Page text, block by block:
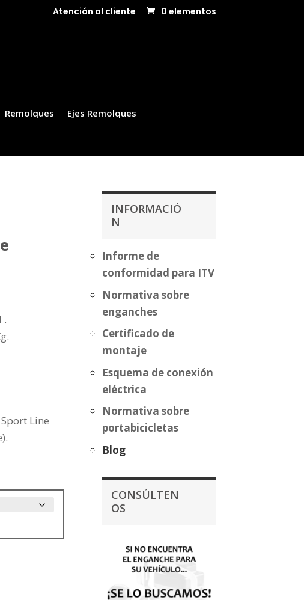
Atención al cliente 0 elementos
Remolques
Ejes Remolques
.
Line
INFORMACIÓ
N
Informe de
conformidad para ITV
Normativa sobre
enganches
Certificado de
montaje
Esquema de conexión
eléctrica
Normativa sobre
portabicicletas
Blog
CONSÚLTEN
OS